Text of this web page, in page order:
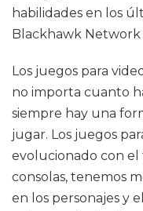
habilidades en los
Blackhawk Network
Los juegos para
no importa cuanto
siempre hay una
jugar. Los juegos
evolucionado con el
consolas, tenemos
en los personajes y